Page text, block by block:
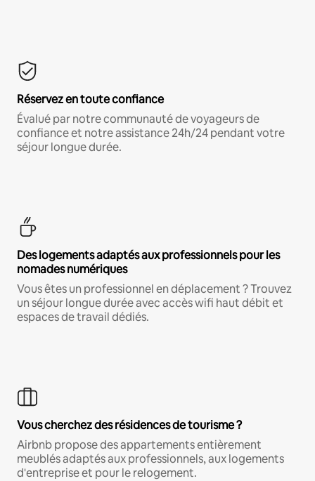
Réservez en toute confiance
Évalué par notre communauté de voyageurs de
confiance et notre assistance 24h/24 pendant votre
séjour longue durée.
Des logements adaptés aux professionnels pour les
nomades numériques
Vous êtes un professionnel en déplacement ? Trouvez
un séjour longue durée avec accès wifi haut débit et
espaces de travail dédiés.
Vous cherchez des résidences de tourisme ?
Airbnb propose des appartements entièrement
meublés adaptés aux professionnels, aux logements
d'entreprise et pour le relogement.